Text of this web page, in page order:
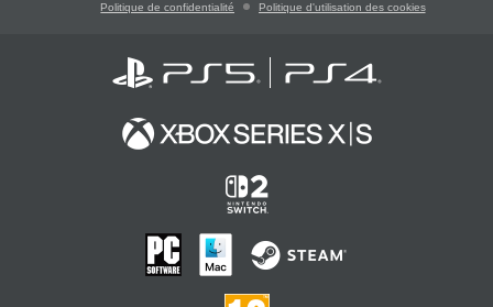
Politique de confidentialité Politique d'utilisation des cookies